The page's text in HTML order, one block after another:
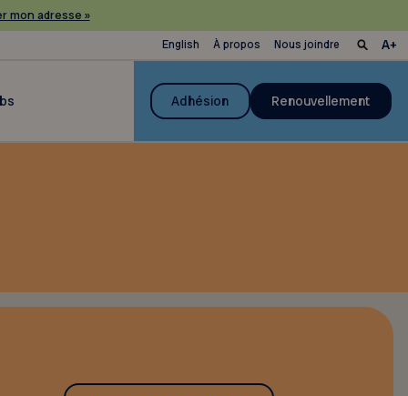
mon adresse »
English À propos Nous joindre
Adhésion Renouvellement